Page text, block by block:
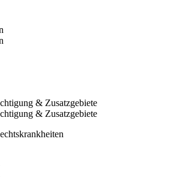
& Zusatzgebiete
& Zusatzgebiete